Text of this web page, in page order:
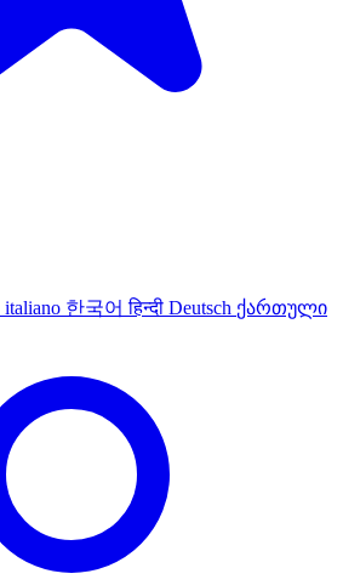
italiano 한국어हिन्दी Deutsch ქართული